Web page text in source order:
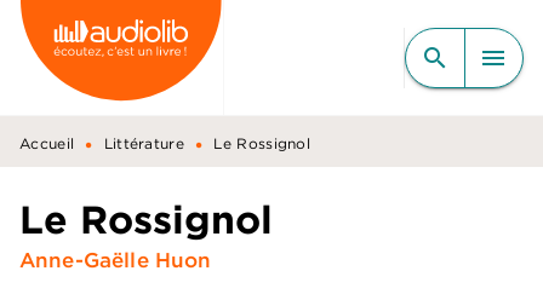
MENU RECHERCHE
CONTENU
PIED DE PAGE
search menu
Accueil • Littérature • Le Rossignol
Le Rossignol
Anne-Gaëlle Huon